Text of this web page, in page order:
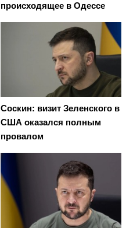
происходящее в Одессе
Соскин: визит Зеленского в
США оказался полным
провалом